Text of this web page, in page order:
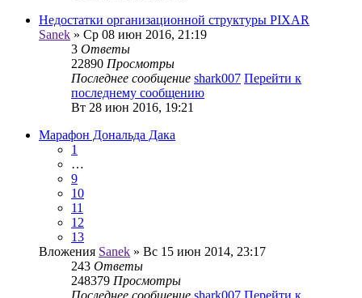
Недостатки организационной структуры PIXAR
Sanek » Ср 08 июн 2016, 21:19
3 Ответы
22890 Просмотры
Последнее сообщение shark007 Перейти к
последнему сообщению
Вт 28 июн 2016, 19:21
Марафон Дональда Дака
1
…
9
10
11
12
13
Вложения Sanek » Вс 15 июн 2014, 23:17
243 Ответы
248379 Просмотры
Последнее сообщение shark007 Перейти к